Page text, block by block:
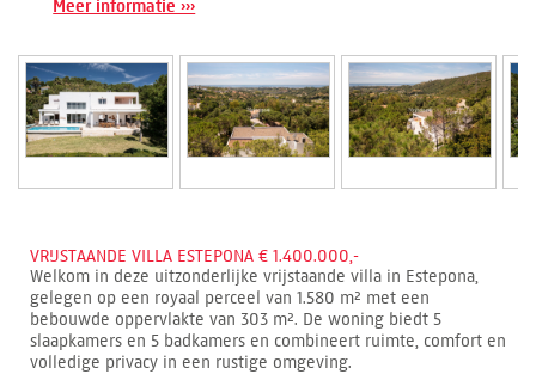
Meer informatie ›››
VRIJSTAANDE VILLA ESTEPONA € 1.400.000,-
Welkom in deze uitzonderlijke vrijstaande villa in Estepona,
gelegen op een royaal perceel van 1.580 m² met een
bebouwde oppervlakte van 303 m². De woning biedt 5
slaapkamers en 5 badkamers en combineert ruimte, comfort en
volledige privacy in een rustige omgeving.